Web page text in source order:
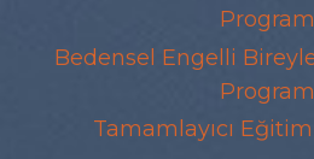
Bedensel Engelli
Tamamlayıcı